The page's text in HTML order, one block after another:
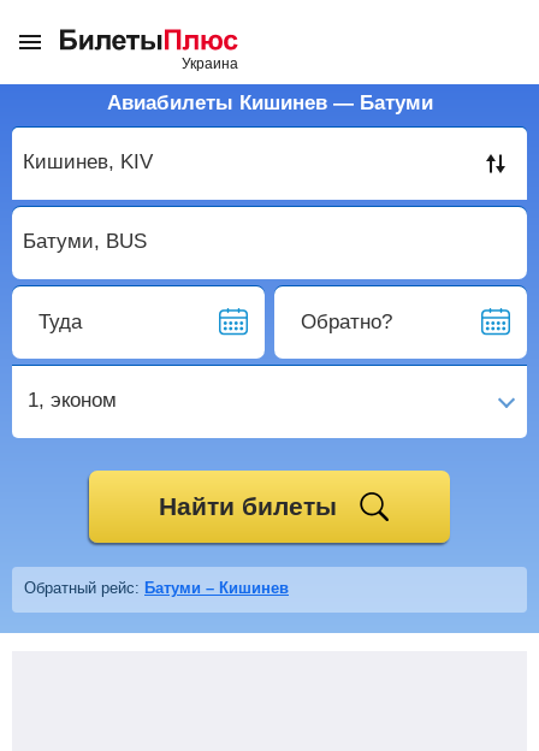
Авиабилеты Кишинев — Батуми
Туда Обратно?
1, эконом
Найти билеты
Обратный рейс: Батуми – Кишинев